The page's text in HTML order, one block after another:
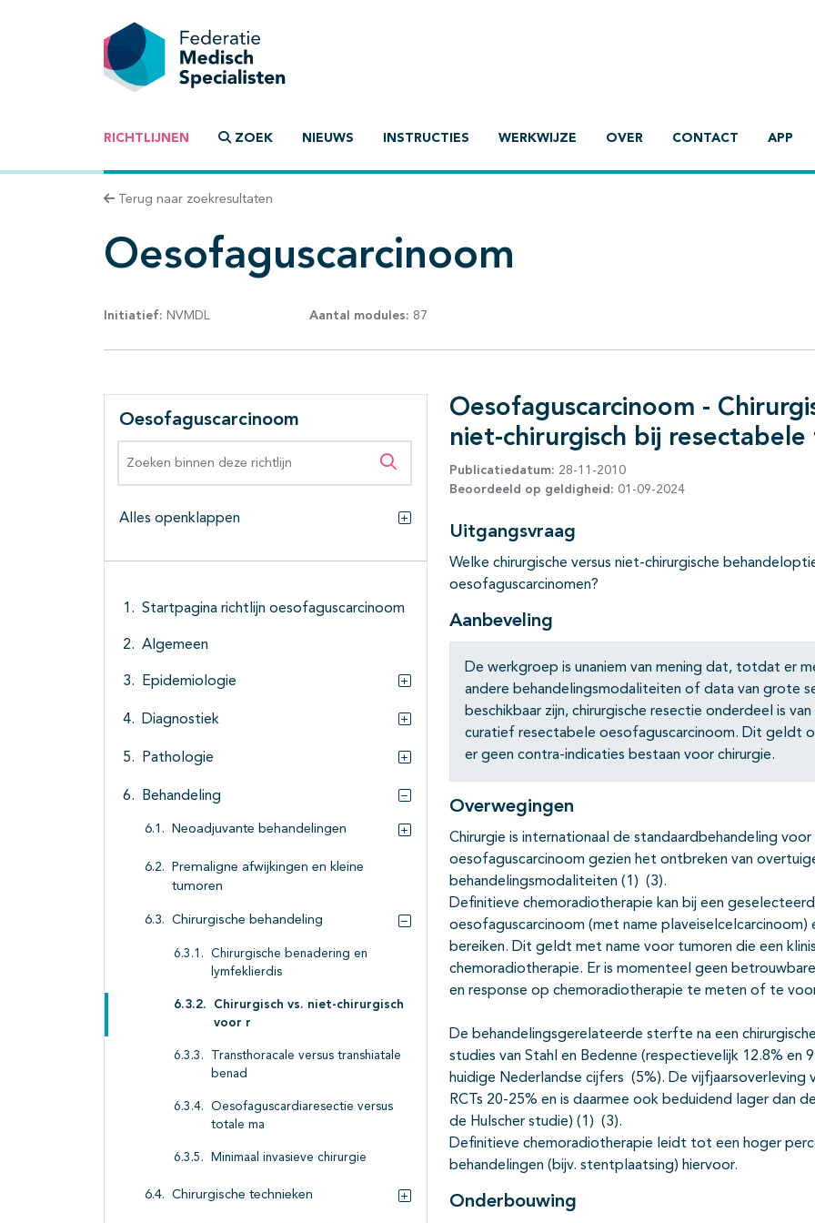
RICHTLIJNEN ZOEK NIEUWS INSTRUCTIES WERKWIJZE OVER CONTACT APP
Terug naar zoekresultaten
Oesofaguscarcinoom
Initiatief: NVMDL Aantal modules: 87
Oesofaguscarcinoom
Zoeken binnen deze richtlijn
Alles openklappen
Alles openklappen
Startpagina richtlijn oesofaguscarcinoom
Algemeen
Epidemiologie
Subpagina's open- en dichtklappen
Diagnostiek
Subpagina's open- en dichtklappen
Pathologie
Subpagina's open- en dichtklappen
Behandeling
Subpagina's open- en dichtklappen
Neoadjuvante behandelingen
Subpagina's open- en dichtklappen
Premaligne afwijkingen en kleine
tumoren
Chirurgische behandeling
Subpagina's open- en dichtklappen
Chirurgische benadering en
lymfeklierdis
Chirurgisch vs. niet-chirurgisch
voor r
Transthoracale versus transhiatale
benad
Oesofaguscardiaresectie versus
totale ma
Minimaal invasieve chirurgie
Chirurgische technieken
Oesofaguscarcinoom -
niet-chirurgisch bij
Publicatiedatum: 28-11-2010
Beoordeeld op geldigheid: 01-09-2024
Uitgangsvraag
Welke chirurgische versus niet-chirurgische
oesofaguscarcinomen?
Aanbeveling
De werkgroep is unaniem van mening dat, totdat er
andere behandelingsmodaliteiten of data van grote
beschikbaar zijn, chirurgische resectie onderdeel is
curatief resectabele oesofaguscarcinoom. Dit geldt
er geen contra-indicaties bestaan voor chirurgie.
Overwegingen
Chirurgie is internationaal de standaardbehandeling
oesofaguscarcinoom gezien het ontbreken van
behandelingsmodaliteiten (1) (3).
Definitieve chemoradiotherapie kan bij een
oesofaguscarcinoom (met name
bereiken. Dit geldt met name voor tumoren die een
chemoradiotherapie. Er is momenteel geen
en response op chemoradiotherapie te meten of te
De behandelingsgerelateerde sterfte na een
studies van Stahl en Bedenne (respectievelijk 12.8% en
huidige Nederlandse cijfers (5%). De vijfjaarsoverleving
RCTs 20-25% en is daarmee ook beduidend lager dan
de Hulscher studie) (1) (3).
Definitieve chemoradiotherapie leidt tot een hoger
behandelingen (bijv. stentplaatsing) hiervoor.
Onderbouwing